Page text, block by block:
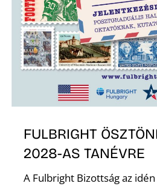
FULBRIGHT
2028-AS TANÉVRE
A Fulbright Bizottság az idén